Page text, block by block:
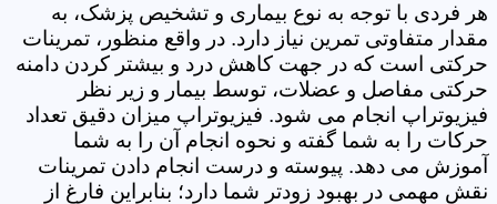
هر فردی با توجه به نوع بیماری و تشخیص پزشک، به
مقدار متفاوتی تمرین نیاز دارد. در واقع منظور، تمرینات
حرکتی است که در جهت کاهش درد و بیشتر کردن دامنه
حرکتی مفاصل و عضلات، توسط بیمار و زیر نظر
فیزیوتراپ انجام می شود. فیزیوتراپ میزان دقیق تعداد
حرکات را به شما گفته و نحوه انجام آن را به شما
آموزش می دهد. پیوسته و درست انجام دادن تمرینات
نقش مهمی در بهبود زودتر شما دارد؛ بنابراین فارغ از